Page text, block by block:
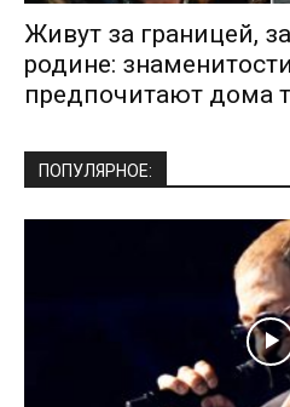
Живут за границей,
родине:
предпочитают дома
ПОПУЛЯРНОЕ: